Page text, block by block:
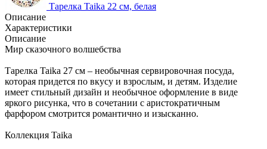
Тарелка Taika 22 см, белая
Описание
Характеристики
Описание
Мир сказочного волшебства
Тарелка Taika 27 см – необычная сервировочная посуда,
которая придется по вкусу и взрослым, и детям. Изделие
имеет стильный дизайн и необычное оформление в виде
яркого рисунка, что в сочетании с аристократичным
фарфором смотрится романтично и изысканно.
Коллекция Taika